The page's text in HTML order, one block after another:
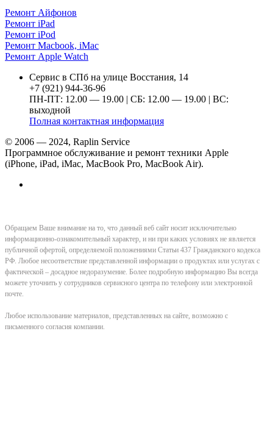
Ремонт Айфонов
Ремонт iPad
Ремонт iPod
Ремонт Macbook, iMac
Ремонт Apple Watch
Сервис в СПб на улице Восстания, 14
+7 (921) 944-36-96
ПН-ПТ: 12.00 — 19.00 | СБ: 12.00 — 19.00 | ВС:
выходной
Полная контактная информация
© 2006 — 2024, Raplin Service
Программное обслуживание и ремонт техники Apple
(iPhone, iPad, iMac, MacBook Pro, MacBook Air).
Обращаем Ваше внимание на то, что данный веб сайт носит исключительно
информационно-ознакомительный характер, и ни при каких условиях не является
публичной офертой, определяемой положениями Статьи 437 Гражданского кодекса
РФ. Любое несоответствие представленной информации о продуктах или услугах с
фактической – досадное недоразумение. Более подробную информацию Вы всегда
можете уточнить у сотрудников сервисного центра по телефону или электронной
почте.
Любое использование материалов, представленных на сайте, возможно с
письменного согласия компании.